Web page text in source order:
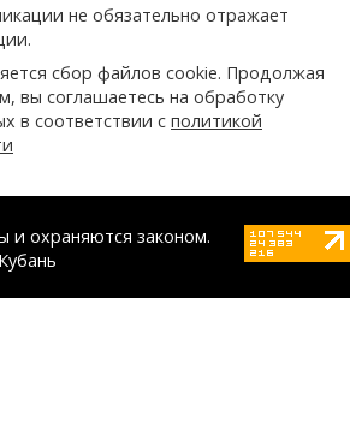
не обязательно отражает
сбор файлов cookie. Продолжая
вы соглашаетесь на обработку
в соответствии с политикой
и охраняются законом.